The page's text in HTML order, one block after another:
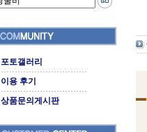
포토갤러리
이용 후기
상품문의게시판